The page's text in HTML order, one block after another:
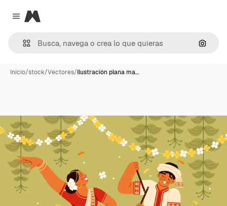
Close menu
Magnific
Inicio/stock/Vectores/Ilustración plana ma…